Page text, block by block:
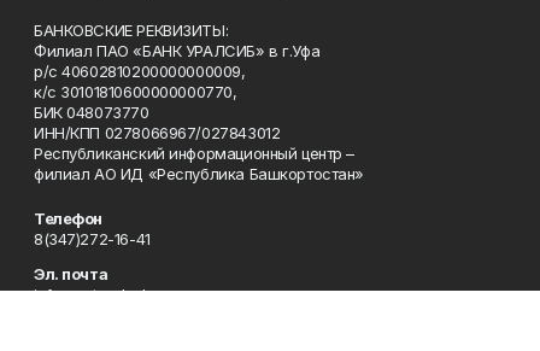
БАНКОВСКИЕ РЕКВИЗИТЫ:
Филиал ПАО «БАНК УРАЛСИБ» в г.Уфа
р/с 40602810200000000009,
к/с 30101810600000000770,
БИК 048073770
ИНН/КПП 0278066967/027843012
Республиканский информационный центр –
филиал АО ИД «Республика Башкортостан»
Телефон
8(347)272-16-41
Эл. почта
info@vatandash.ru